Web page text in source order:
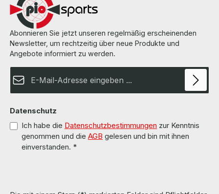
Abonnieren Sie jetzt unseren regelmäßig erscheinenden
Newsletter, um rechtzeitig über neue Produkte und
Angebote informiert zu werden.
Datenschutz
Ich habe die Datenschutzbestimmungen zur Kenntnis
genommen und die AGB gelesen und bin mit ihnen
einverstanden. *